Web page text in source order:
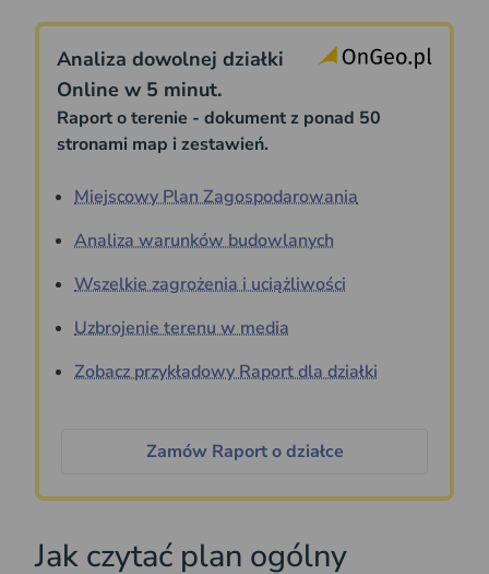
Analiza dowolnej działki
Online w 5 minut.
Raport o terenie - dokument z ponad 50
stronami map i zestawień.
Miejscowy Plan Zagospodarowania
Analiza warunków budowlanych
Wszelkie zagrożenia i uciążliwości
Uzbrojenie terenu w media
Zobacz przykładowy Raport dla działki
Zamów Raport o działce
Jak czytać plan ogólny